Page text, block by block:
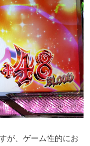
が、ゲーム性的にお